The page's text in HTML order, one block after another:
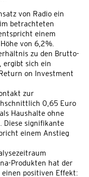
von Radio ein
betrachteten
einem
von 6,2%.
zu den Brutto-
ergibt sich ein
on Investment
zur
0,65 Euro
Haushalte ohne
Diese signifikante
einem Anstieg
Produkten hat der
positiven Effekt: